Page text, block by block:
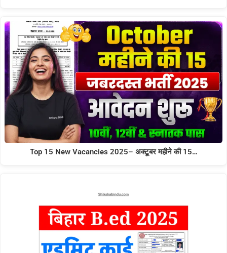
Top 15 New Vacancies 2025– अक्टूबर महीने की 15…